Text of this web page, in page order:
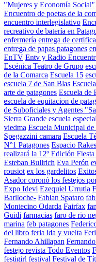
"Mujeres y Economía Social"
Encuentro de poetas de la
encuentro interlegislativo
recreativo de batería en
enfermería entrega de
entrega de papas patagones
EnTV Entv y Radio
Escénica Teatro de Grupo
de la Comarca Escuela 15
escuela 7 de San Blas
arte de patagones Escuela de
escuela de equitacion de
de Suboficiales y Agentes
Sierra Grande escuela
viedma Escuela Municipal de
Spegazzini camara Escuela
N°1 Patagones Espacio
realizará la 12º Edición
Esteban Bullrich Eva Perón
rousiot ex los gardelitos
Asador coronó los festejos
Expo Idevi Ezequiel Urrutia
Bariloche- Fabian Spataro
Montecino Odarda Fairfax
Guidi farmacias faro de rio
marina feb patagones
del libro feria ida y vuelta
Fernando Ahillapan
festejo revista Todo Eventos
festigirl festival Festival de